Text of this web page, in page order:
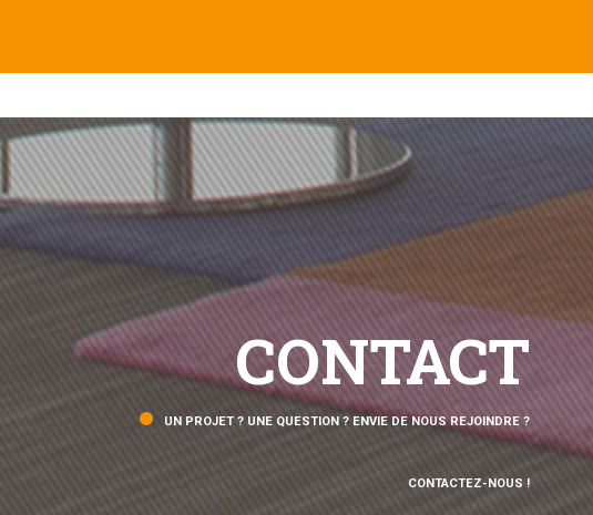
CONTACT
UN PROJET ? UNE QUESTION ? ENVIE DE NOUS REJOINDRE ?
CONTACTEZ-NOUS !